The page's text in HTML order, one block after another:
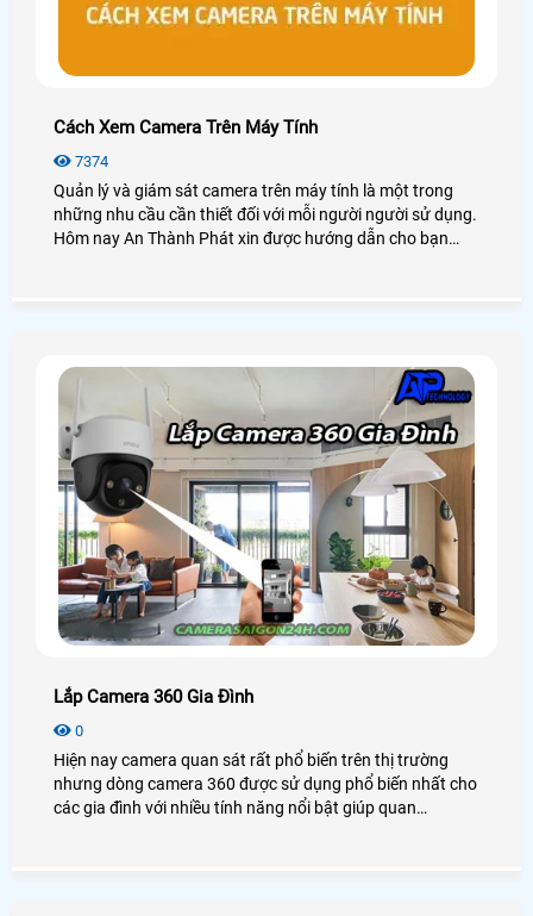
Cách Xem Camera Trên Máy Tính
7374
Quản lý và giám sát camera trên máy tính là một trong
những nhu cầu cần thiết đối với mỗi người người sử dụng.
Hôm nay An Thành Phát xin được hướng dẫn cho bạn
Lắp Camera 360 Gia Đình
0
Hiện nay camera quan sát rất phổ biến trên thị trường
nhưng dòng camera 360 được sử dụng phổ biến nhất cho
các gia đình với nhiều tính năng nổi bật giúp quan